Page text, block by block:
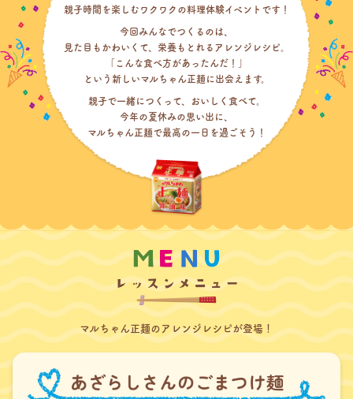
親子時間を楽しむワクワクの料理体験イベントです！
今回みんなでつくるのは、
見た目もかわいくて、栄養もとれるアレンジレシピ。
「こんな食べ方があったんだ！」
という新しいマルちゃん正麺に出会えます。
親子で一緒につくって、おいしく食べて。
今年の夏休みの思い出に、
マルちゃん正麺で最高の一日を過ごそう！
マルちゃん正麺のアレンジレシピが登場！